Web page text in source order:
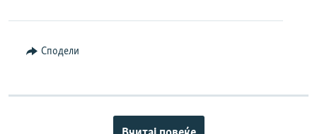
Сподели